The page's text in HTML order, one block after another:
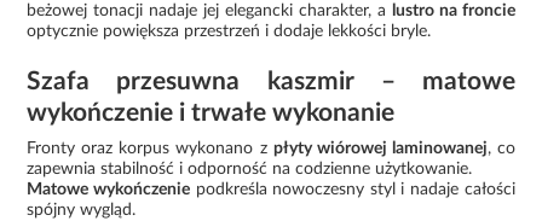
beżowej tonacji nadaje jej elegancki charakter, a
lustro na froncie
optycznie powiększa przestrzeń i dodaje lekkości bryle.
Szafa przesuwna kaszmir – matowe
wykończenie i trwałe wykonanie
Fronty oraz korpus wykonano z płyty wiórowej laminowanej, co
zapewnia stabilność i odporność na codzienne użytkowanie.
Matowe wykończenie podkreśla nowoczesny styl i nadaje całości
spójny wygląd.